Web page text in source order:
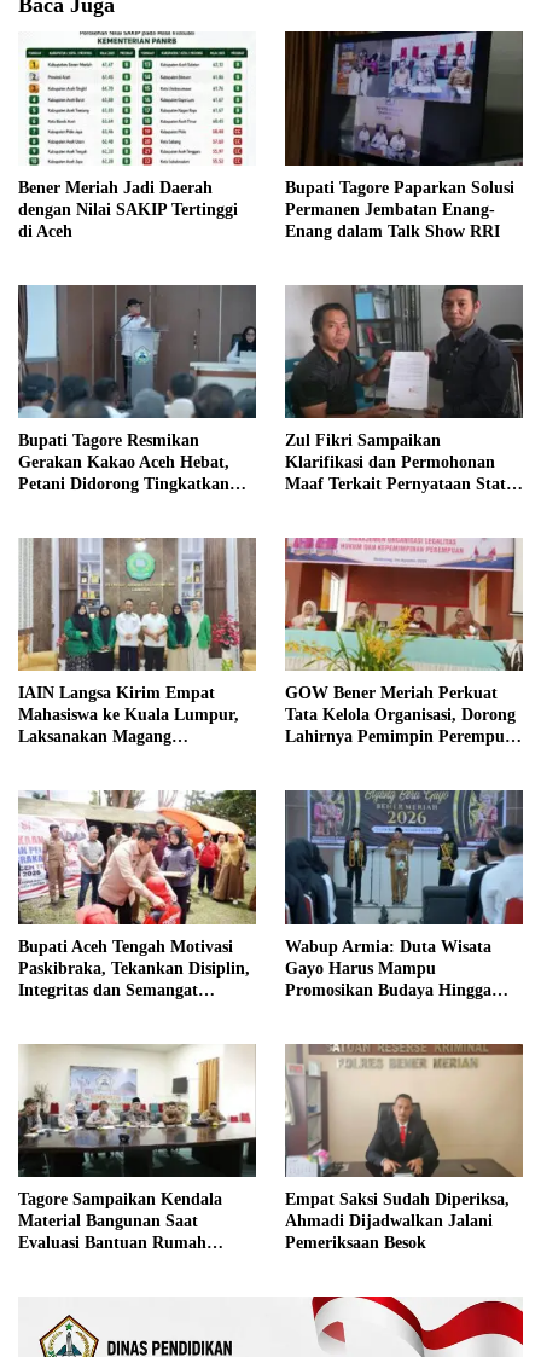
Baca Juga
Bener Meriah Jadi Daerah
dengan Nilai SAKIP Tertinggi
di Aceh
Bupati Tagore Paparkan Solusi
Permanen Jembatan Enang-
Enang dalam Talk Show RRI
Bupati Tagore Resmikan
Gerakan Kakao Aceh Hebat,
Petani Didorong Tingkatkan
Zul Fikri Sampaikan
Klarifikasi dan Permohonan
Maaf Terkait Pernyataan Status
IAIN Langsa Kirim Empat
Mahasiswa ke Kuala Lumpur,
Laksanakan Magang
GOW Bener Meriah Perkuat
Tata Kelola Organisasi, Dorong
Lahirnya Pemimpin Perempuan
Bupati Aceh Tengah Motivasi
Paskibraka, Tekankan Disiplin,
Integritas dan Semangat
Wabup Armia: Duta Wisata
Gayo Harus Mampu
Promosikan Budaya Hingga
Tagore Sampaikan Kendala
Material Bangunan Saat
Evaluasi Bantuan Rumah
Empat Saksi Sudah Diperiksa,
Ahmadi Dijadwalkan Jalani
Pemeriksaan Besok